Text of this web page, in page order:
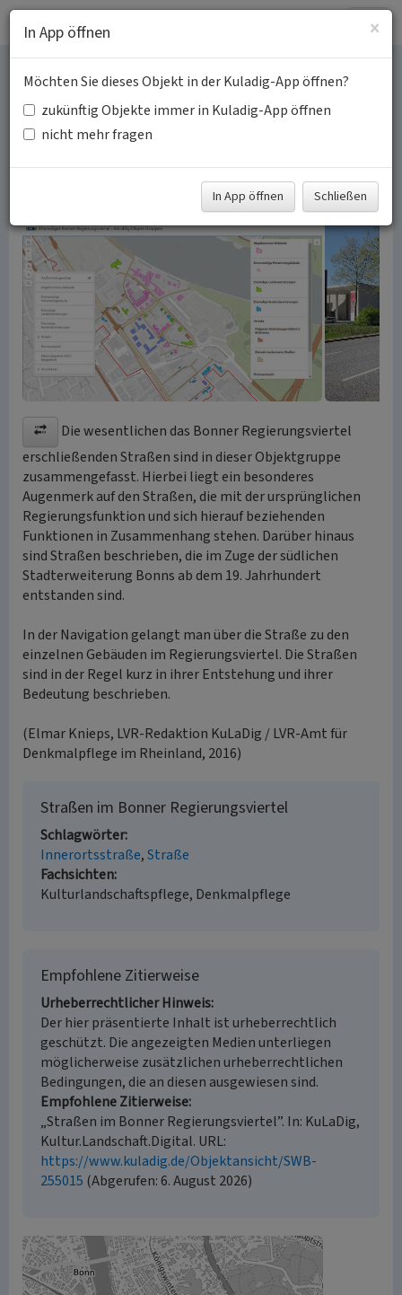
Straßen im Bonner
Regierungsviertel
Kulturlandschaftspflege, Denkmalpflege
Die wesentlichen das Bonner Regierungsviertel
erschließenden Straßen sind in dieser Objektgruppe
zusammengefasst. Hierbei liegt ein besonderes
Augenmerk auf den Straßen, die mit der ursprünglichen
Regierungsfunktion und sich hierauf beziehenden
Funktionen in Zusammenhang stehen. Darüber hinaus
sind Straßen beschrieben, die im Zuge der südlichen
Stadterweiterung Bonns ab dem 19. Jahrhundert
entstanden sind.
In der Navigation gelangt man über die Straße zu den
einzelnen Gebäuden im Regierungsviertel. Die Straßen
sind in der Regel kurz in ihrer Entstehung und ihrer
Bedeutung beschrieben.
(Elmar Knieps, LVR-Redaktion KuLaDig / LVR-Amt für
Denkmalpflege im Rheinland, 2016)
Straßen im Bonner Regierungsviertel
Schlagwörter
Innerortsstraße Straße
Fachsichten
Kulturlandschaftspflege, Denkmalpflege
Empfohlene Zitierweise
Urheberrechtlicher Hinweis
Der hier präsentierte Inhalt ist urheberrechtlich
geschützt. Die angezeigten Medien unterliegen
möglicherweise zusätzlichen urheberrechtlichen
Bedingungen, die an diesen ausgewiesen sind.
Empfohlene Zitierweise
„Straßen im Bonner Regierungsviertel”. In: KuLaDig,
Kultur.Landschaft.Digital. URL:
https://www.kuladig.de/Objektansicht/SWB-
255015 (Abgerufen: 6. August 2026)
×
In App öffnen
Möchten Sie dieses Objekt in der Kuladig-App öffnen?
zukünftig Objekte immer in Kuladig-App öffnen
nicht mehr fragen
In App öffnen Schließen